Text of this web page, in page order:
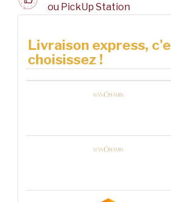
ou PickUp Station
Livraison express,
choisissez !